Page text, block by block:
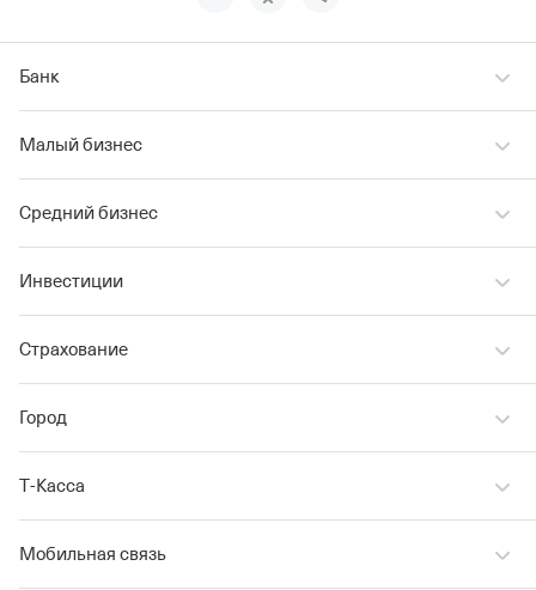
Банк
Малый бизнес
Средний бизнес
Инвестиции
Страхование
Город
Т‑Касса
Мобильная связь